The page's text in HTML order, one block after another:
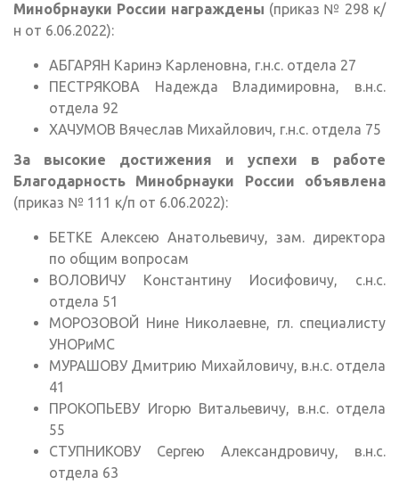
Минобрнауки России награждены (приказ № 298 к/
н от 6.06.2022):
АБГАРЯН Каринэ Карленовна, г.н.с. отдела 27
ПЕСТРЯКОВА Надежда Владимировна, в.н.с.
отдела 92
ХАЧУМОВ Вячеслав Михайлович, г.н.с. отдела 75
За высокие достижения и успехи в работе
Благодарность Минобрнауки России объявлена
(приказ № 111 к/п от 6.06.2022):
БЕТКЕ Алексею Анатольевичу, зам. директора
по общим вопросам
ВОЛОВИЧУ Константину Иосифовичу, с.н.с.
отдела 51
МОРОЗОВОЙ Нине Николаевне, гл. специалисту
УНОРиМС
МУРАШОВУ Дмитрию Михайловичу, в.н.с. отдела
41
ПРОКОПЬЕВУ Игорю Витальевичу, в.н.с. отдела
55
СТУПНИКОВУ Сергею Александровичу, в.н.с.
отдела 63